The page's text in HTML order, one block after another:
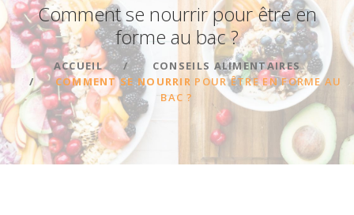
Comment se nourrir pour être en
forme au bac?
ACCUEIL
CONSEILS ALIMENTAIRES
COMMENT SE NOURRIR POUR ÊTRE EN FORME AU
BAC ?